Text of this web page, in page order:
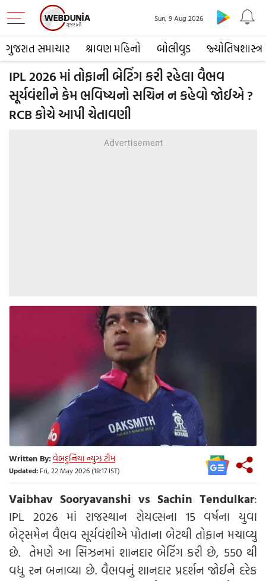
ગુજરાત સમાચાર શ્રાવણ મહિનો બોલીવુડ જ્યોતિષશાસ્ત્ર
Sun, 9 Aug 2026
IPL 2026 માં તોફાની બેટિંગ કરી રહેલા વૈભવ
સૂર્યવંશીને કેમ ભવિષ્યનો સચિન ન કહેવો જોઈએ ?
RCB કોચે આપી ચેતાવણી
Written By:વેબદુનિયા ન્યુઝ ટીમ
Updated: Fri, 22 May 2026 (18:17 IST)
Vaibhav Sooryavanshi vs Sachin Tendulkar:
IPL 2026 માં રાજસ્થાન રોયલ્સના 15 વર્ષના યુવા
બેટ્સમેન વૈભવ સૂર્યવંશીએ પોતાના બેટથી તોફાન મચાવ્યુ
છે. તેમણે આ સિઝનમાં શાનદાર બેટિંગ કરી છે, 550 થી
વધુ રન બનાવ્યા છે. વૈભવનું શાનદાર પ્રદર્શન જોઈને દરેક